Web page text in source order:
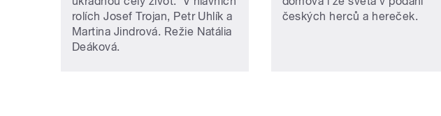
rolích Josef Trojan, Petr Uhlík a
Martina Jindrová. Režie Natália
Deáková.
českých herců a hereček.